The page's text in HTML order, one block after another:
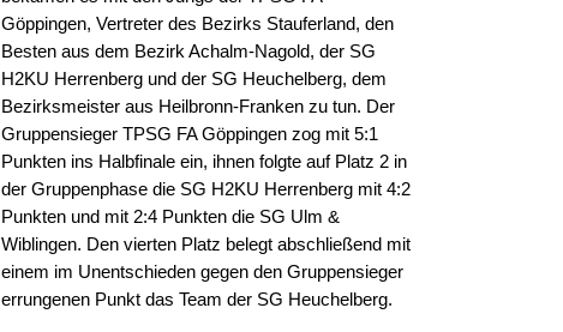
Göppingen, Vertreter des Bezirks Stauferland, den
Besten aus dem Bezirk Achalm-Nagold, der SG
H2KU Herrenberg und der SG Heuchelberg, dem
Bezirksmeister aus Heilbronn-Franken zu tun. Der
Gruppensieger TPSG FA Göppingen zog mit 5:1
Punkten ins Halbfinale ein, ihnen folgte auf Platz 2 in
der Gruppenphase die SG H2KU Herrenberg mit 4:2
Punkten und mit 2:4 Punkten die SG Ulm &
Wiblingen. Den vierten Platz belegt abschließend mit
einem im Unentschieden gegen den Gruppensieger
errungenen Punkt das Team der SG Heuchelberg.